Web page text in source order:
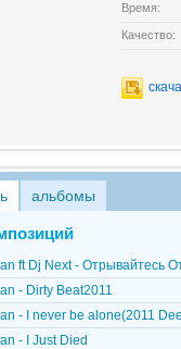
Время:
Качество:
альбомы
ft Dj Next - Отрывайтесь
- Dirty Beat2011
- I never be alone(2011
- I Just Died